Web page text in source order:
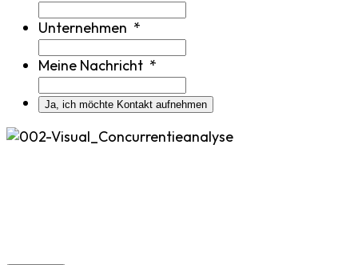
Unternehmen *
Meine Nachricht *